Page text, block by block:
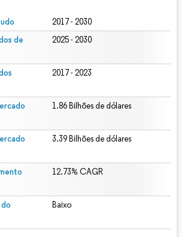
2017 - 2030
de
2025 - 2030
2017 - 2023
1.86 Bilhões de dólares
3.39 Bilhões de dólares
12.73% CAGR
Baixo